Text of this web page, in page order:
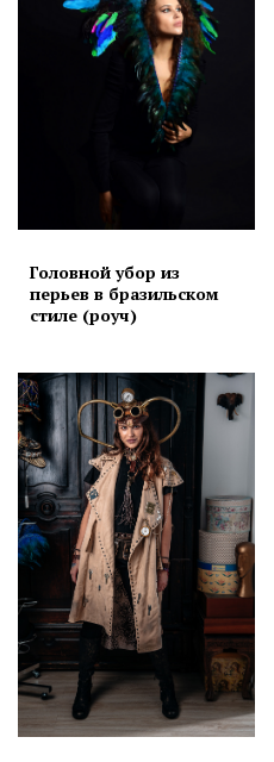
Головной убор из
перьев в бразильском
стиле (роуч)